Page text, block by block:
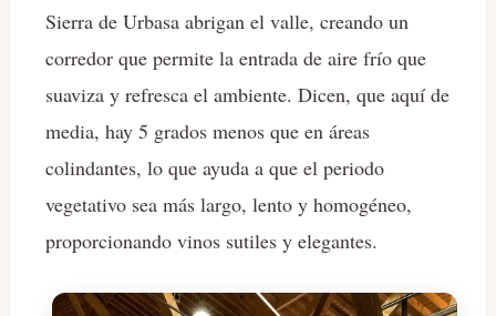
Sierra de Urbasa abrigan el valle, creando un
corredor que permite la entrada de aire frío que
suaviza y refresca el ambiente. Dicen, que aquí de
media, hay 5 grados menos que en áreas
colindantes, lo que ayuda a que el periodo
vegetativo sea más largo, lento y homogéneo,
proporcionando vinos sutiles y elegantes.